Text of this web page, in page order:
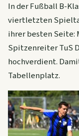
In der Fußball B-
viertletzten
ihrer besten Seite:
Spitzenreiter TuS
hochverdient.
Tabellenplatz.